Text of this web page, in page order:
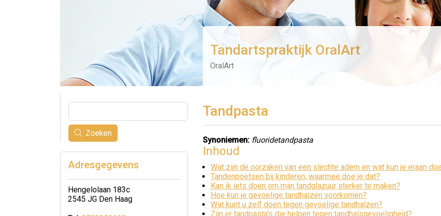
Tandartspraktijk OralArt
OralArt
Tandpasta
Synoniemen: fluoridetandpasta
Inhoud
Wat zijn de oorzaken van een slechte adem en wat kun je eraan
Tandenpoetsen bij kinderen, waarmee doe je dat?
Kan ik iets doen om mijn tandglazuur sterker te maken?
Hoe kun je gevoelige tandhalzen voorkomen?
Wat kunt u zelf doen tegen gevoelige tandhalzen?
Zijn er tandpasta’s die helpen tegen tandhalsgevoeligheid?
Zoeken
Adresgegevens
Hengelolaan 183c
2545 JG Den Haag